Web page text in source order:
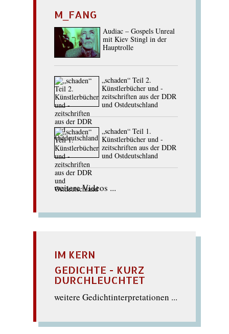
M_FANG
Audiac – Gospels Unreal
mit Kiev Stingl in der
Hauptrolle
„schaden“ Teil 2.
Künstlerbücher und -
zeitschriften aus der DDR
und Ostdeutschland
„schaden“ Teil 1.
Künstlerbücher und -
zeitschriften aus der DDR
und Ostdeutschland
weitere Videos ...
IM KERN
GEDICHTE - KURZ
DURCHLEUCHTET
weitere Gedichtinterpretationen ...